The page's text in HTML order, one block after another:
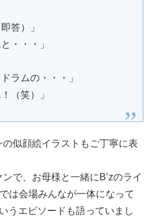
答）」
・・・」
ラムの・・・」
（笑）」
の似顔絵イラストもご丁寧に表
で、お母様と一緒にB’zのライ
は会場みんなが一体になって
うエピソードも語っていまし